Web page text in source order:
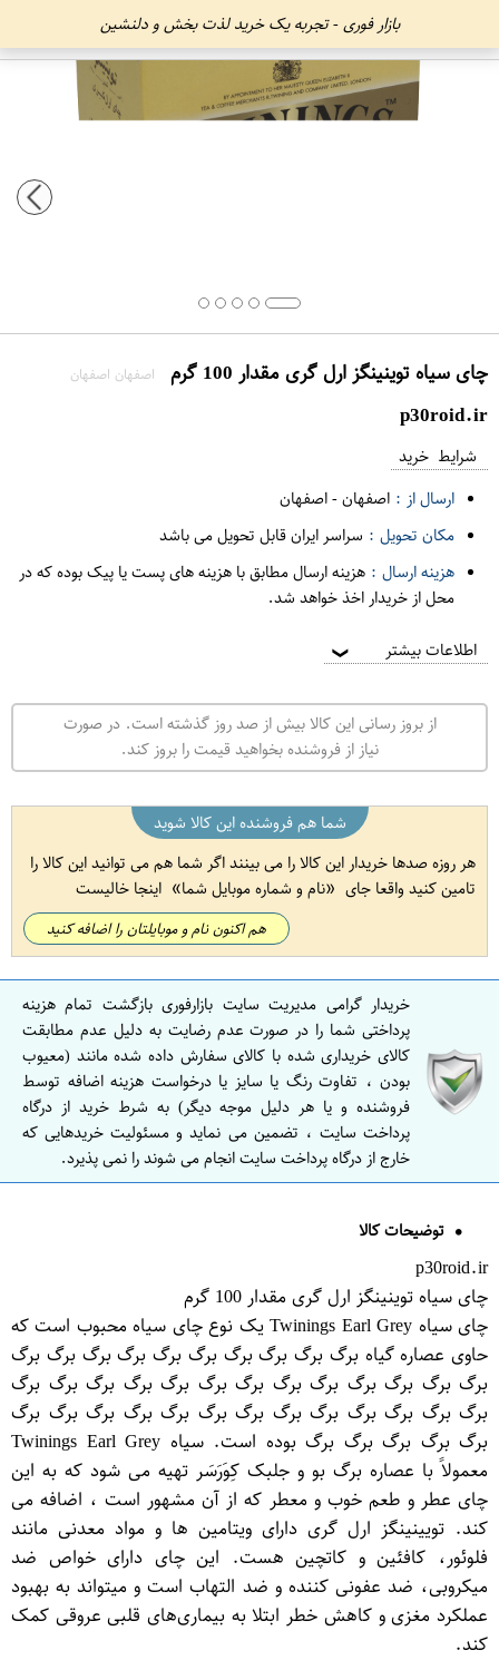
بازار فوری - تجربه یک خرید لذت بخش و دلنشین
چای سیاه توینینگز ارل گری مقدار 100 گرم اصفهان اصفهان
p30roid.ir
شرایط خرید
ارسال از : اصفهان-اصفهان
مکان تحویل : سراسر ایران قابل تحویل می باشد
هزینه ارسال : هزینه ارسال مطابق با هزینه های پست یا پیک بوده که در
محل از خریدار اخذ خواهد شد.
اطلاعات بیشتر ❯
از بروز رسانی این کالا بیش از صد روز گذشته است. در صورت
نیاز از فروشنده بخواهید قیمت را بروز کند.
شما هم فروشنده این کالا شوید
هر روزه صدها خریدار این کالا را می بینند اگر شما هم می توانید این کالا را
تامین کنید واقعا جای
نام و شماره موبایل شما اینجا خالیست
هم اکنون نام و موبایلتان را اضافه کنید
خریدار گرامی مدیریت سایت بازارفوری بازگشت تمام هزینه
پرداختی شما را در صورت عدم رضایت به دلیل عدم مطابقت
کالای خریداری شده با کالای سفارش داده شده مانند (معیوب
بودن ، تفاوت رنگ یا سایز یا درخواست هزینه اضافه توسط
فروشنده و یا هر دلیل موجه دیگر) به شرط خرید از درگاه
پرداخت سایت ، تضمین می نماید و مسئولیت خریدهایی که
خارج از درگاه پرداخت سایت انجام می شوند را نمی پذیرد.
توضیحات کالا
p30roid.ir
چای سیاه توینینگز ارل گری مقدار 100 گرم
چای سیاه Twinings Earl Grey یک نوع چای سیاه محبوب است که
حاوی عصاره گیاه برگ برگ برگ برگ برگ برگ برگ برگ برگ برگ
برگ برگ برگ برگ برگ برگ برگ برگ برگ برگ برگ برگ برگ
برگ برگ برگ برگ برگ برگ برگ برگ برگ برگ برگ برگ برگ
برگ برگ برگ برگ برگ بوده است. سیاه Twinings Earl Grey
معمولاً با عصاره برگ بو و جلبک کِوَرَسَر تهیه می شود که به این
چای عطر و طعم خوب و معطر که از آن مشهور است ، اضافه می
کند. تویینینگز ارل گری دارای ویتامین ها و مواد معدنی مانند
فلوئور، کافئین و کاتچین هست. این چای دارای خواص ضد
میکروبی، ضد عفونی کننده و ضد التهاب است و میتواند به بهبود
عملکرد مغزی و کاهش خطر ابتلا به بیماری‌های قلبی عروقی کمک
کند.